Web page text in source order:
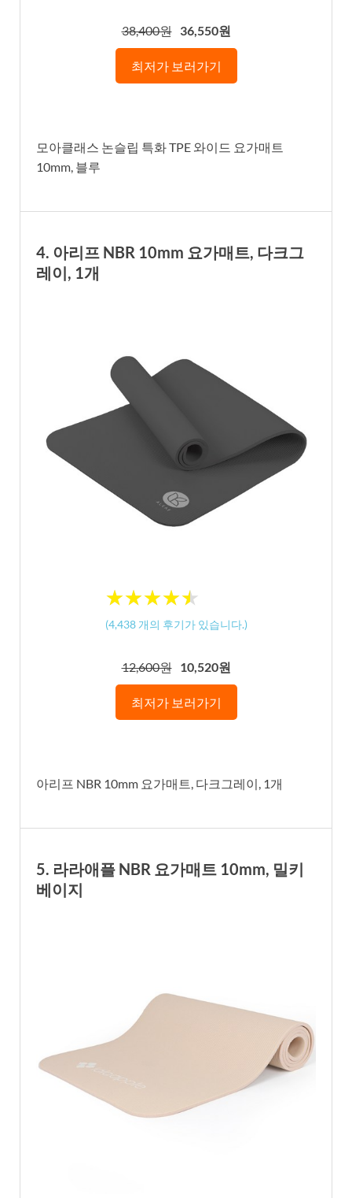
38,400원 36,550원
최저가 보러가기
모아클래스 논슬립 특화 TPE 와이드 요가매트
10mm, 블루
4. 아리프 NBR 10mm 요가매트, 다크그
레이, 1개
★★★★★
★★★★★
(4,438개의 후기가 있습니다.)
12,600원 10,520원
최저가 보러가기
아리프 NBR 10mm 요가매트, 다크그레이, 1개
5. 라라애플 NBR 요가매트 10mm, 밀키
베이지